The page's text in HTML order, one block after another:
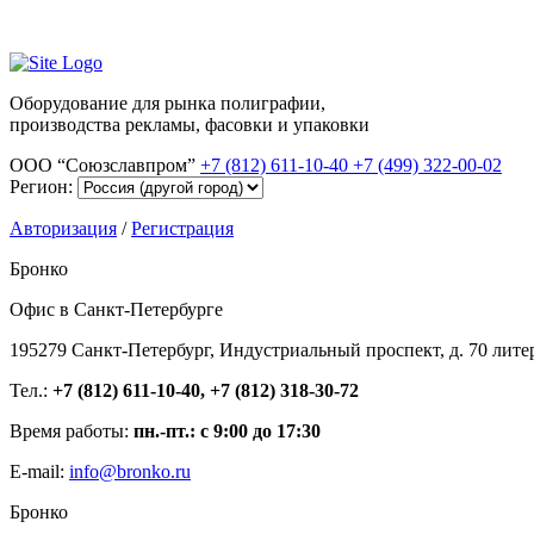
Оборудование для рынка полиграфии,
производства рекламы, фасовки и упаковки
ООО “Союзславпром” +7 (812) 611-10-40 +7 (499) 322-00-02
Регион:
Авторизация /Регистрация
Бронко
Офис в Санкт-Петербурге
195279 Санкт-Петербург, Индустриальный проспект, д. 70
Тел.: +7 (812) 611-10-40, +7 (812) 318-30-72
Время работы: пн.-пт.: с 9:00 до 17:30
E-mail: info@bronko.ru
Бронко